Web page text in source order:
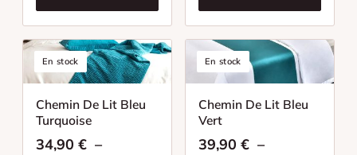
En stock
Chemin De Lit Bleu
Turquoise
34,90 € –
En stock
Chemin De Lit Bleu
Vert
39,90 € –